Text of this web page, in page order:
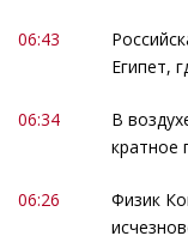
06:43
Египет,
06:34
В
кратное
06:26
Физик